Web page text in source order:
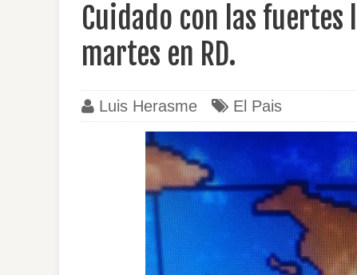
Cuidado con las fuertes
martes en RD.
Luis Herasme El Pais